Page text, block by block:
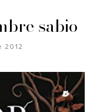
sabio
2012